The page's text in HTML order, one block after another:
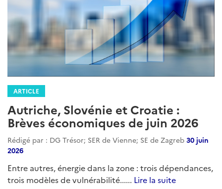
ARTICLE
Autriche, Slovénie et Croatie :
Brèves économiques de juin 2026
Rédigé par : DG Trésor; SER de Vienne; SE de Zagreb 30 juin
2026
Entre autres, énergie dans la zone : trois dépendances,
trois modèles de vulnérabilité...... Lire la suite